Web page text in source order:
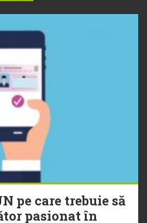
pe care trebuie să
pasionat în